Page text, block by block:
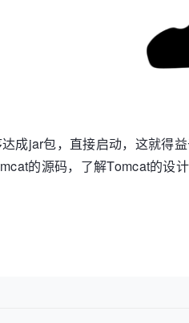
成jar包，直接启动，这就得
的源码，了解Tomcat的设计